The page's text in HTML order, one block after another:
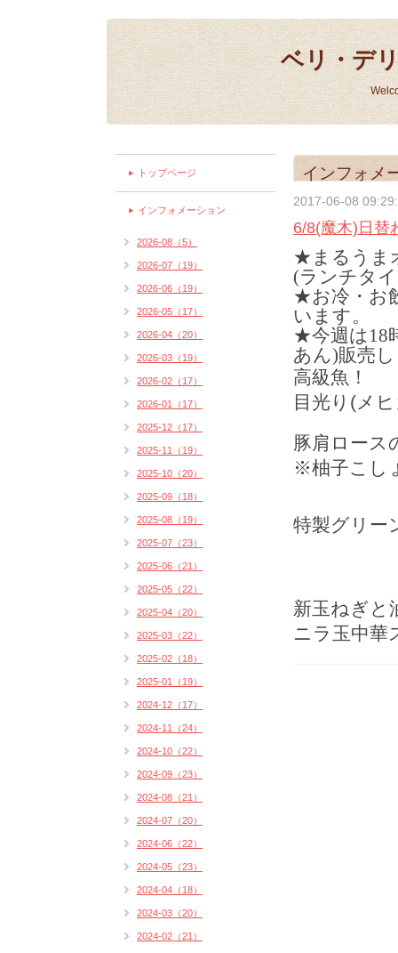
ベリ・デ
インフォメ
2017-06-08
6/8(魔木)日替
★まるうま
(ランチタ
★お冷・お
います。
★今週は18
あん)販売
高級魚！
目光り(メ
豚肩ロース
※柚子こし
特製グリー
新玉ねぎと
ニラ玉中華
トップページ
インフォメーション
2026-08（5）
2026-07（19）
2026-06（19）
2026-05（17）
2026-04（20）
2026-03（19）
2026-02（17）
2026-01（17）
2025-12（17）
2025-11（19）
2025-10（20）
2025-09（18）
2025-08（19）
2025-07（23）
2025-06（21）
2025-05（22）
2025-04（20）
2025-03（22）
2025-02（18）
2025-01（19）
2024-12（17）
2024-11（24）
2024-10（22）
2024-09（23）
2024-08（21）
2024-07（20）
2024-06（22）
2024-05（23）
2024-04（18）
2024-03（20）
2024-02（21）